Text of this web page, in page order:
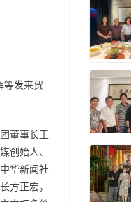
等发来贺
董事长王
创始人、
华新闻社
方正宏，